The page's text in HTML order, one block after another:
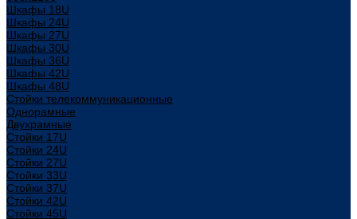
Шкафы 18U
Шкафы 24U
Шкафы 27U
Шкафы 30U
Шкафы 36U
Шкафы 42U
Шкафы 48U
Стойки телекоммуникационные
Однорамные
Двухрамные
Стойки 17U
Стойки 24U
Стойки 27U
Стойки 33U
Стойки 37U
Стойки 42U
Стойки 45U